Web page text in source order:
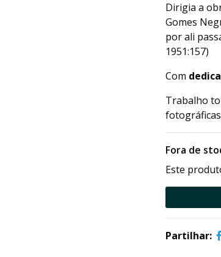
Dirigia a
Gomes
por ali
1951:157)
Com
Trabalho
Fora de
Este
Partilhar: